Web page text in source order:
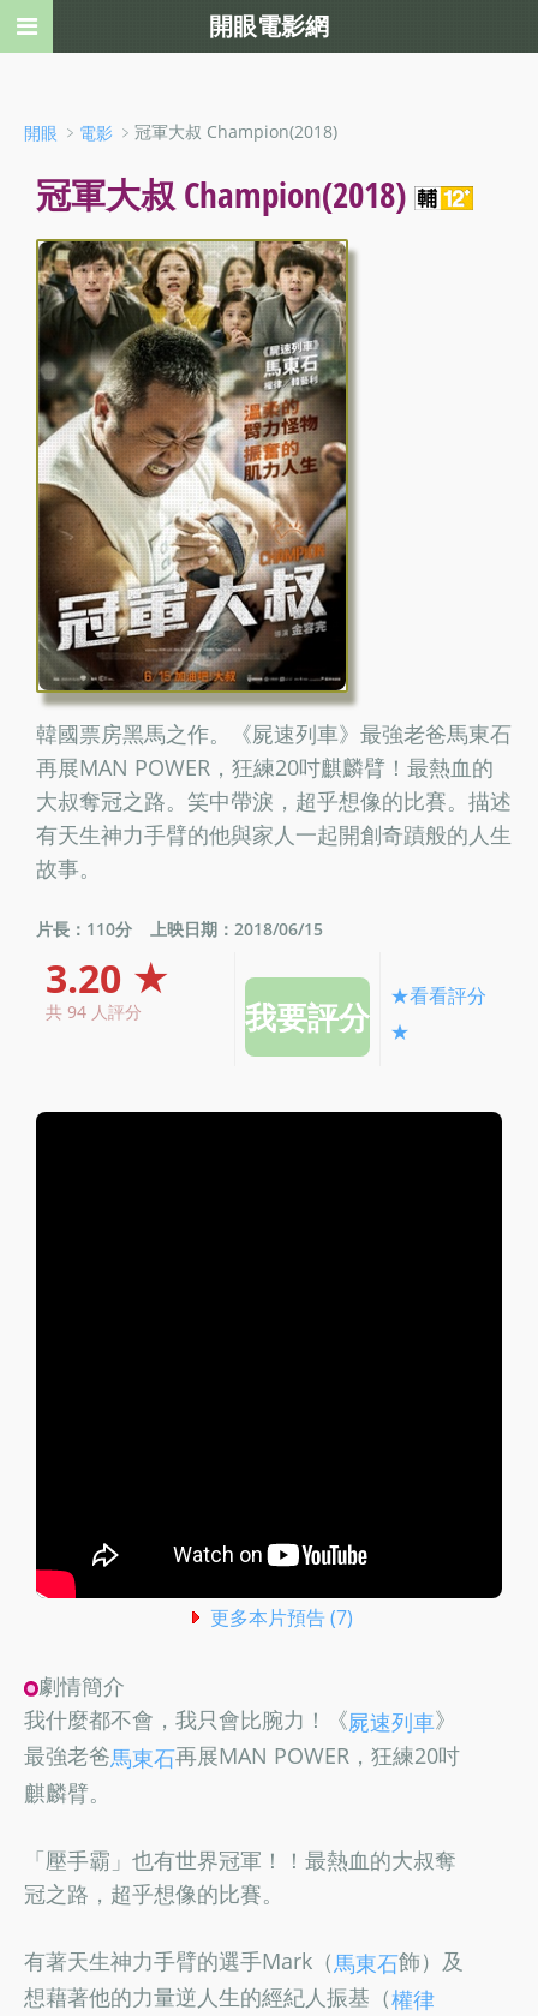
開眼 ﹥ 電影 ﹥冠軍大叔 Champion(2018)
冠軍大叔 Champion(2018)
韓國票房黑馬之作。《屍速列車》最強老爸馬東石
再展MAN POWER，狂練20吋麒麟臂！最熱血的
大叔奪冠之路。笑中帶淚，超乎想像的比賽。描述
有天生神力手臂的他與家人一起開創奇蹟般的人生
故事。
片長：110分 上映日期：2018/06/15
3.20 ★
共 94 人評分
★看看評分
★
更多本片預告 (7)
劇情簡介
我什麼都不會，我只會比腕力！《屍速列車》
最強老爸馬東石再展MAN POWER，狂練20吋
麒麟臂。
「壓手霸」也有世界冠軍！！最熱血的大叔奪
冠之路，超乎想像的比賽。
有著天生神力手臂的選手Mark（馬東石飾）及
想藉著他的力量逆人生的經紀人振基（權律
開眼電影網